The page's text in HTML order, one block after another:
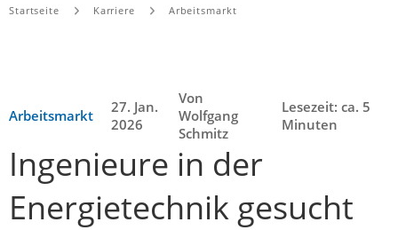
Startseite Karriere Arbeitsmarkt
Arbeitsmarkt
27. Jan.
2026
Von
Wolfgang
Schmitz
Lesezeit: ca. 5
Minuten
Ingenieure in der
Energietechnik gesucht